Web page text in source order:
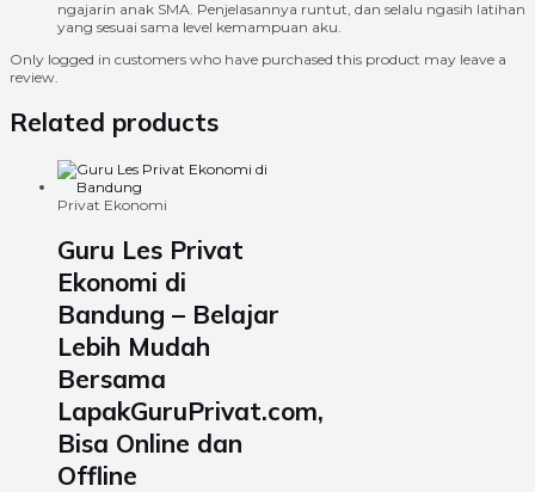
ngajarin anak SMA. Penjelasannya runtut, dan selalu ngasih latihan
yang sesuai sama level kemampuan aku.
Only logged in customers who have purchased this product may leave a
review.
Related products
Privat Ekonomi
Guru Les Privat
Ekonomi di
Bandung – Belajar
Lebih Mudah
Bersama
LapakGuruPrivat.com,
Bisa Online dan
Offline